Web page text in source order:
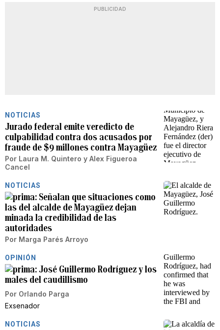
PUBLICIDAD
NOTICIAS
Jurado federal emite veredicto de
culpabilidad contra dos acusados por
fraude de $9 millones contra Mayagüez
Por Laura M. Quintero y Alex Figueroa
Cancel
NOTICIAS
Señalan que situaciones como
las del alcalde de Mayagüez dejan
minada la credibilidad de las
autoridades
Por Marga Parés Arroyo
OPINIÓN
José Guillermo Rodríguez y los
males del caudillismo
Por Orlando Parga
Exsenador
NOTICIAS